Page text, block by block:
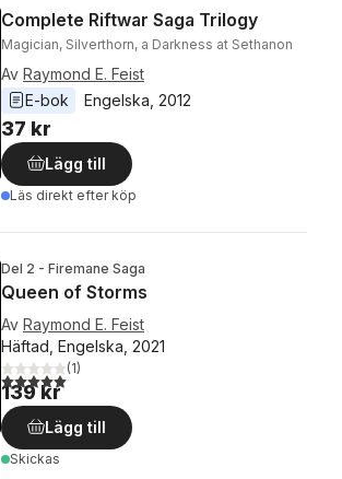
Complete Riftwar Saga Trilogy
Magician, Silverthorn, a Darkness at Sethanon
Av Raymond E. Feist
E-bok
Engelska 2012
37 kr
Lägg till
Läs direkt efter köp
Del 2 - Firemane Saga
Queen of Storms
Av Raymond E. Feist
Häftad, Engelska, 2021
5,0utav 5 stjärnor. Totalt antal röster:
(1)
139 kr
Lägg till
Skickas